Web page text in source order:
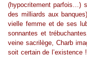
(hypocritement parfois…)
des milliards aux
vielle femme et de ses
sonnantes et
veine sacrilège, Charb
soit certain de